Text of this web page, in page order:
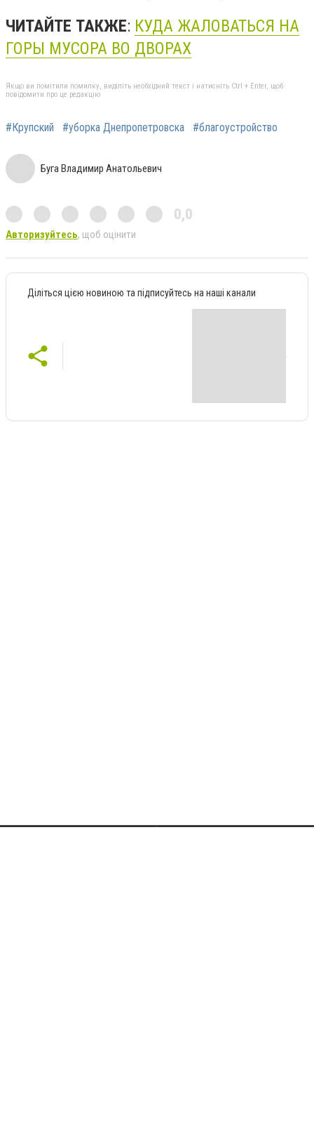
ЧИТАЙТЕ ТАКЖЕ: КУДА ЖАЛОВАТЬСЯ НА
ГОРЫ МУСОРА ВО ДВОРАХ
Якщо ви помітили помилку, виділіть необхідний текст і натисніть Ctrl + Enter, щоб
повідомити про це редакцію
#Крупский #уборка Днепропетровска #благоустройство
Буга Владимир Анатольевич
0,0
Авторизуйтесь, щоб оцінити
Діліться цією новиною та підписуйтесь на наші канали